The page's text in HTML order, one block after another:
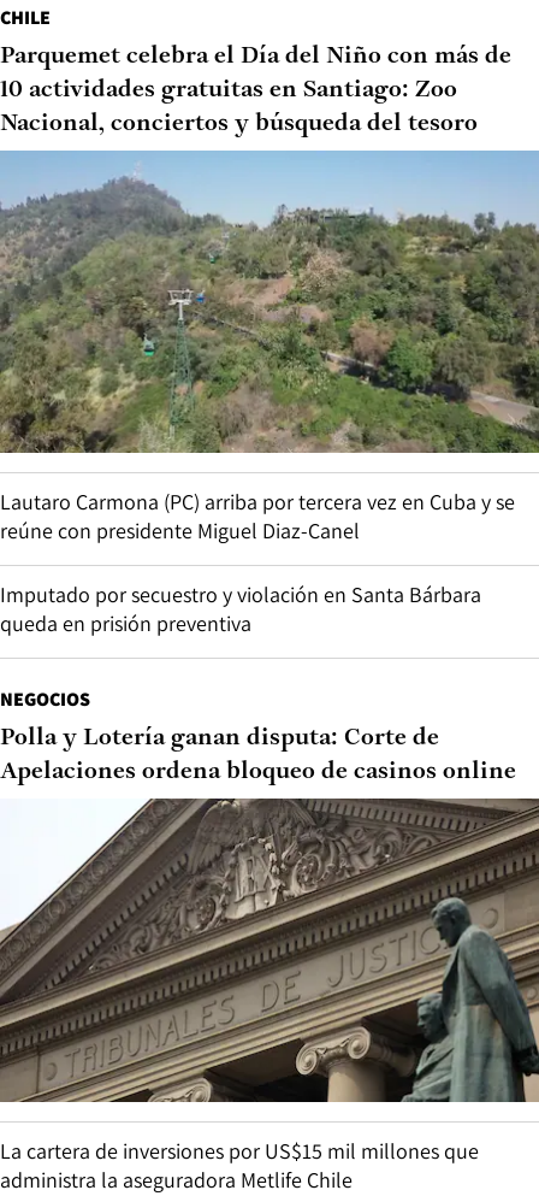
CHILE
Parquemet celebra el Día del Niño con más de
10 actividades gratuitas en Santiago: Zoo
Nacional, conciertos y búsqueda del tesoro
Lautaro Carmona (PC) arriba por tercera vez en Cuba y se
reúne con presidente Miguel Diaz-Canel
Imputado por secuestro y violación en Santa Bárbara
queda en prisión preventiva
NEGOCIOS
Polla y Lotería ganan disputa: Corte de
Apelaciones ordena bloqueo de casinos online
La cartera de inversiones por US$15 mil millones que
administra la aseguradora Metlife Chile